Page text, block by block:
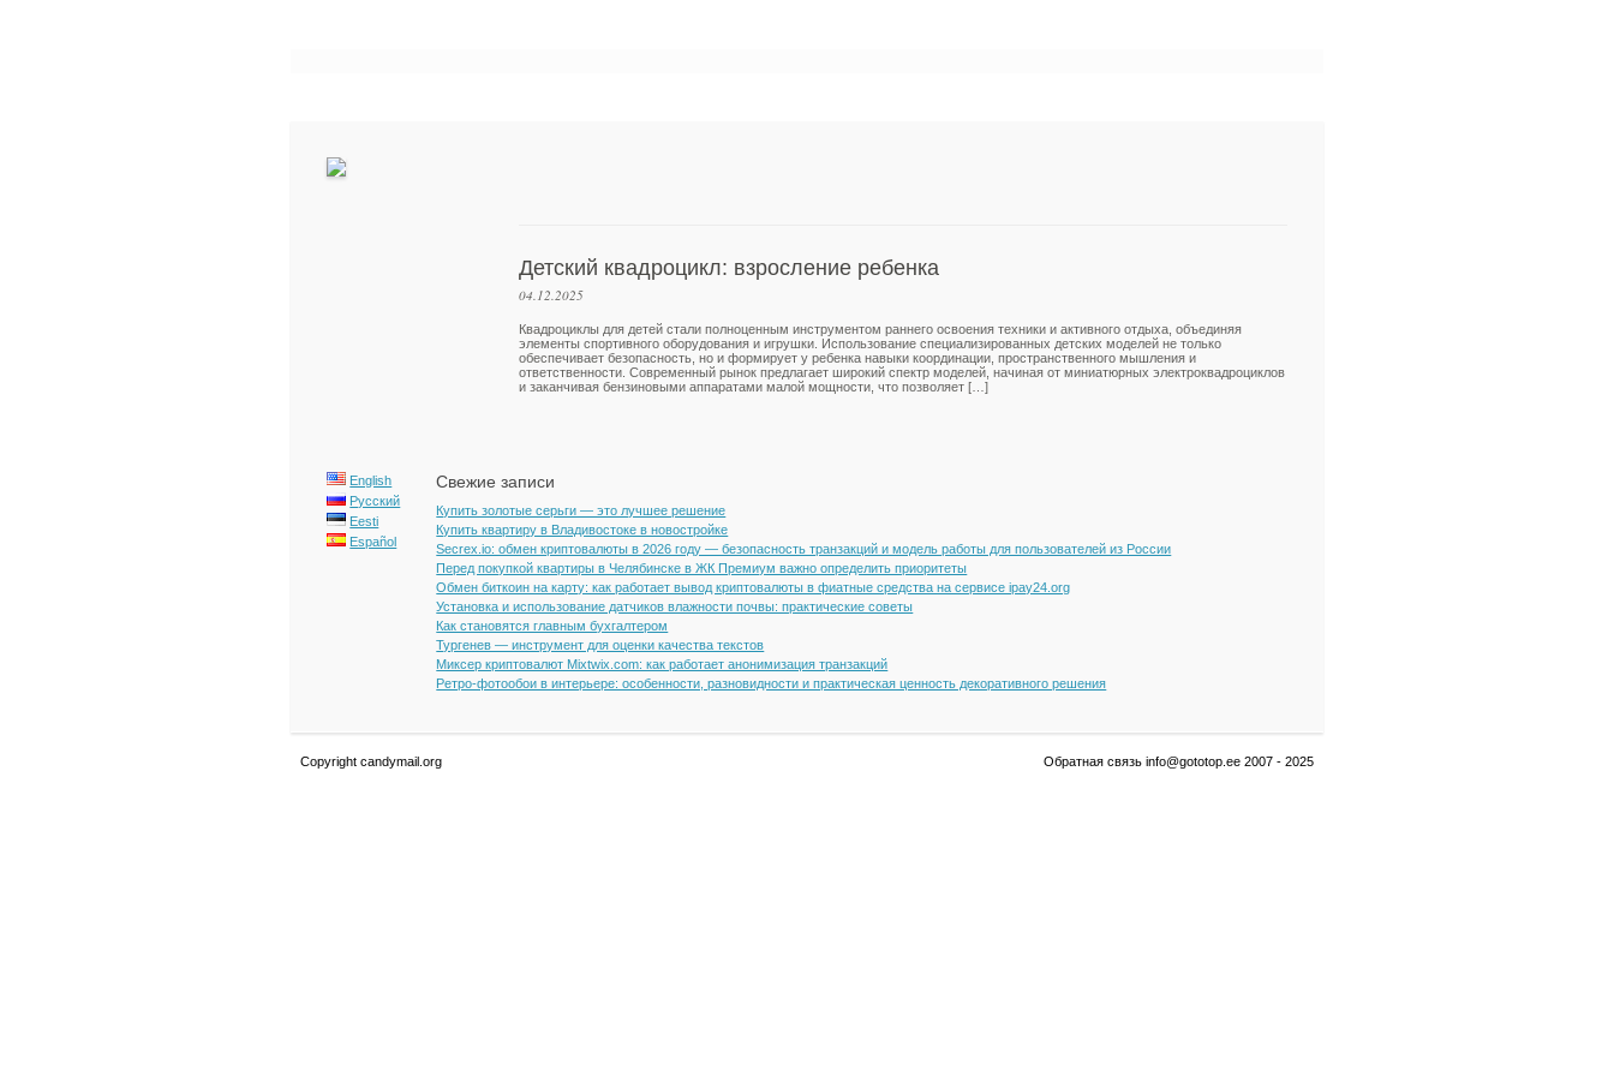
Детский квадроцикл: взросление ребенка
04.12.2025
Квадроциклы для детей стали полноценным инструментом раннего освоения техники и активного отдыха, объединяя
элементы спортивного оборудования и игрушки. Использование специализированных детских моделей не только
обеспечивает безопасность, но и формирует у ребенка навыки координации, пространственного мышления и
ответственности. Современный рынок предлагает широкий спектр моделей, начиная от миниатюрных электроквадроциклов
и заканчивая бензиновыми аппаратами малой мощности, что позволяет […]
English
Русский
Eesti
Español
Свежие записи
Купить золотые серьги — это лучшее решение
Купить квартиру в Владивостоке в новостройке
Secrex.io: обмен криптовалюты в 2026 году — безопасность транзакций и модель работы для пользователей из России
Перед покупкой квартиры в Челябинске в ЖК Премиум важно определить приоритеты
Обмен биткоин на карту: как работает вывод криптовалюты в фиатные средства на сервисе ipay24.org
Установка и использование датчиков влажности почвы: практические советы
Как становятся главным бухгалтером
Тургенев — инструмент для оценки качества текстов
Миксер криптовалют Mixtwix.com: как работает анонимизация транзакций
Ретро-фотообои в интерьере: особенности, разновидности и практическая ценность декоративного решения
Copyright candymail.org Обратная связь info@gototop.ee 2007 - 2025